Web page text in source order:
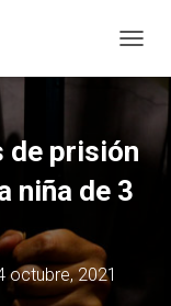
de prisión
niña de 3
octubre, 2021